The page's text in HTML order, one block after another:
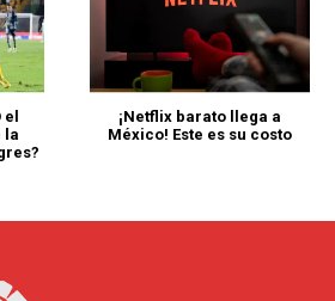
la
¡Netflix barato llega a
México! Este es su costo